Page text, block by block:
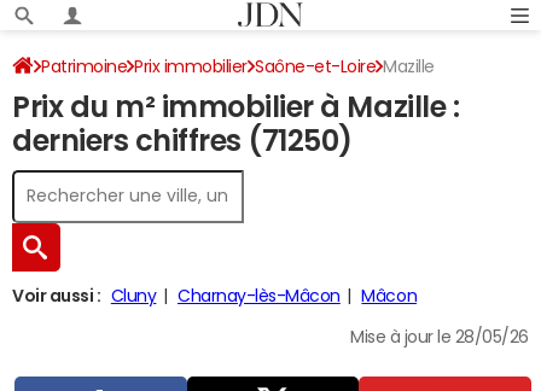
Patrimoine Prix immobilier Saône-et-Loire Mazille
Prix du m² immobilier à Mazille :
derniers chiffres (71250)
Voir aussi : Cluny Charnay-lès-Mâcon Mâcon
Mise à jour le 28/05/26